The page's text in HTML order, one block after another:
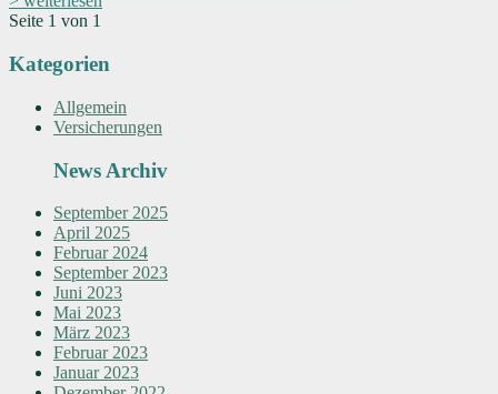
Seite 1 von 1
Kategorien
Allgemein
Versicherungen
News Archiv
September 2025
April 2025
Februar 2024
September 2023
Juni 2023
Mai 2023
März 2023
Februar 2023
Januar 2023